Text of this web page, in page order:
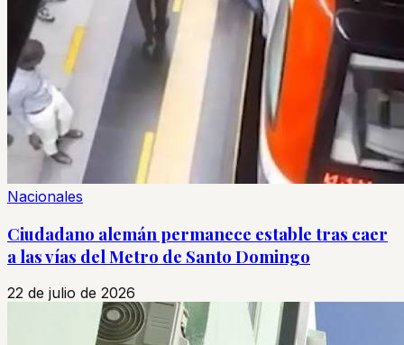
Nacionales
Ciudadano alemán permanece estable tras caer
a las vías del Metro de Santo Domingo
22 de julio de 2026